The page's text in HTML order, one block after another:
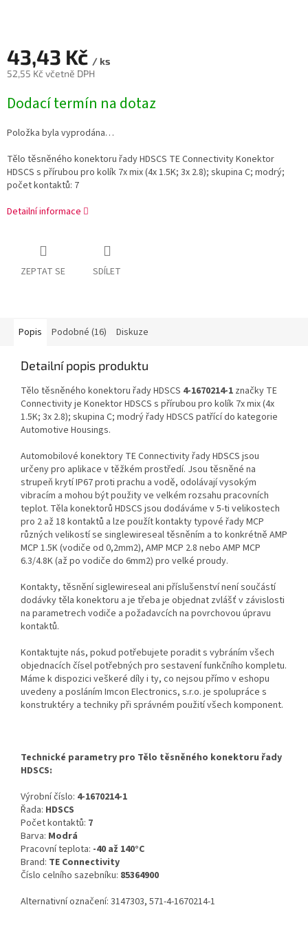
43,43 Kč / ks
52,55 Kč včetně DPH
cena:
Dodací termín na dotaz
Položka byla vyprodána…
Tělo těsněného konektoru řady HDSCS TE Connectivity Konektor
HDSCS s přírubou pro kolík 7x mix (4x 1.5K; 3x 2.8); skupina C; modrý;
počet kontaktů: 7
Detailní informace
ZEPTAT SE SDÍLET
Popis Podobné (16) Diskuze
Detailní popis produktu
Tělo těsněného konektoru řady HDSCS 4-1670214-1 značky TE
Connectivity je Konektor HDSCS s přírubou pro kolík 7x mix (4x
1.5K; 3x 2.8); skupina C; modrý řady HDSCS patřící do kategorie
Automotive Housings.
Automobilové konektory TE Connectivity řady HDSCS jsou
určeny pro aplikace v těžkém prostředí. Jsou těsněné na
strupeň krytí IP67 proti prachu a vodě, odolávají vysokým
vibracím a mohou být použity ve velkém rozsahu pracovních
teplot. Těla konektorů HDSCS jsou dodáváme v 5-ti velikostech
pro 2 až 18 kontaktů a lze použít kontakty typové řady MCP
různých velikostí se singlewireseal těsněním a to konkrétně AMP
MCP 1.5K (vodiče od 0,2mm2), AMP MCP 2.8 nebo AMP MCP
6.3/4.8K (až po vodiče do 6mm2) pro velké proudy.
Kontakty, těsnění siglewireseal ani příslušenství není součástí
dodávky těla konektoru a je třeba je objednat zvlášť v závislosti
na parametrech vodiče a požadavcích na povrchovou úpravu
kontaktů.
Kontaktujte nás, pokud potřebujete poradit s vybráním všech
objednacích čísel potřebných pro sestavení funkčního kompletu.
Máme k dispozici veškeré díly i ty, co nejsou přímo v eshopu
uvedeny a posláním Imcon Electronics, s.r.o. je spolupráce s
konstruktéry a techniky při správném použití všech komponent.
Technické parametry pro Tělo těsněného konektoru řady
HDSCS:
Výrobní číslo: 4-1670214-1
Řada: HDSCS
Počet kontaktů: 7
Barva: Modrá
Pracovní teplota: -40 až 140°C
Brand: TE Connectivity
Číslo celního sazebníku: 85364900
Alternativní označení: 3147303, 571-4-1670214-1